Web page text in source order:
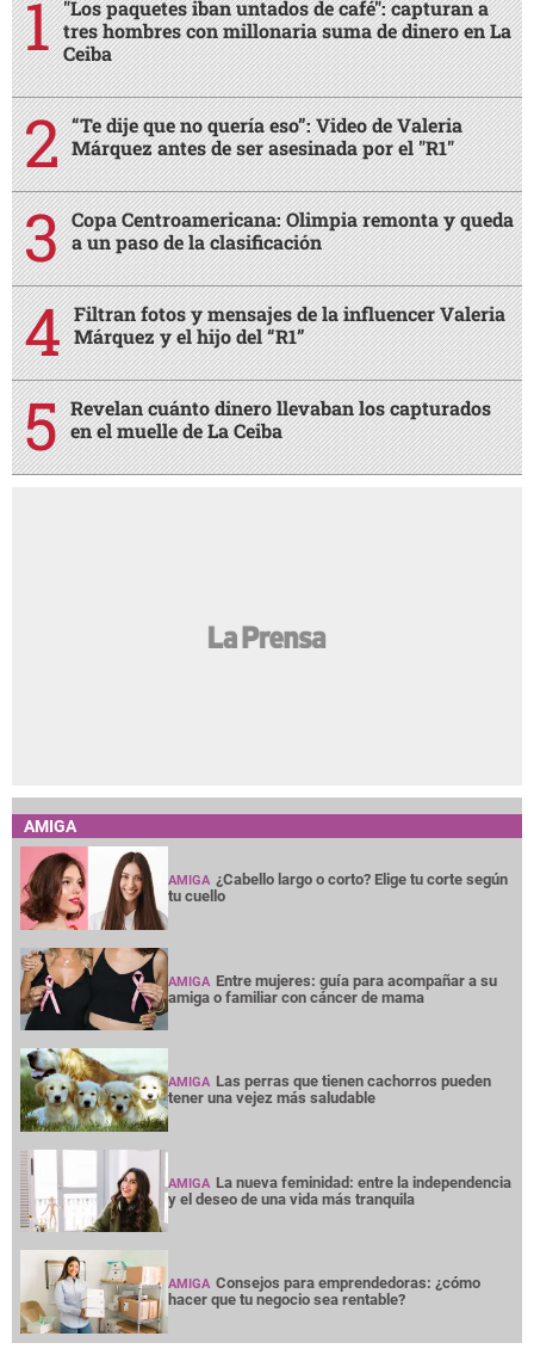
"Los paquetes iban untados de café": capturan a
tres hombres con millonaria suma de dinero en La
Ceiba
“Te dije que no quería eso”: Video de Valeria
Márquez antes de ser asesinada por el "R1"
Copa Centroamericana: Olimpia remonta y queda
a un paso de la clasificación
Filtran fotos y mensajes de la influencer Valeria
Márquez y el hijo del “R1”
Revelan cuánto dinero llevaban los capturados
en el muelle de La Ceiba
AMIGA
AMIGA ¿Cabello largo o corto? Elige tu corte según
tu cuello
AMIGA Entre mujeres: guía para acompañar a su
amiga o familiar con cáncer de mama
AMIGA Las perras que tienen cachorros pueden
tener una vejez más saludable
AMIGA La nueva feminidad: entre la independencia
y el deseo de una vida más tranquila
AMIGA Consejos para emprendedoras: ¿cómo
hacer que tu negocio sea rentable?